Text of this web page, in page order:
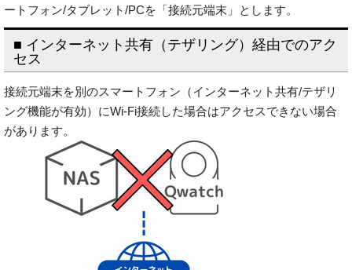
ートフォン/タブレット/PCを「接続元端末」とします。
■ インターネット共有（テザリング）経由でのアク
セス
接続元端末を別のスマートフォン（インターネット共有/テザリ
ング機能が有効）にWi-Fi接続した場合はアクセスできない場合
があります。